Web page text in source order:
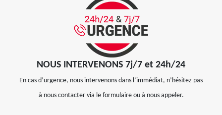
NOUS INTERVENONS 7j/7 et 24h/24
En cas d’urgence, nous intervenons dans l’immédiat, n’hésitez pas
à nous contacter via le formulaire ou à nous appeler.